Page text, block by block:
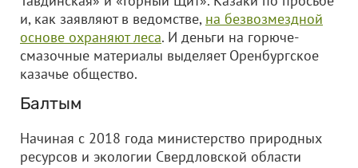
и, как заявляют в ведомстве, на безвозмездной
основе охраняют леса. И деньги на горюче-
смазочные материалы выделяет Оренбургское
казачье общество.
Балтым
Начиная с 2018 года министерство природных
ресурсов и экологии Свердловской области